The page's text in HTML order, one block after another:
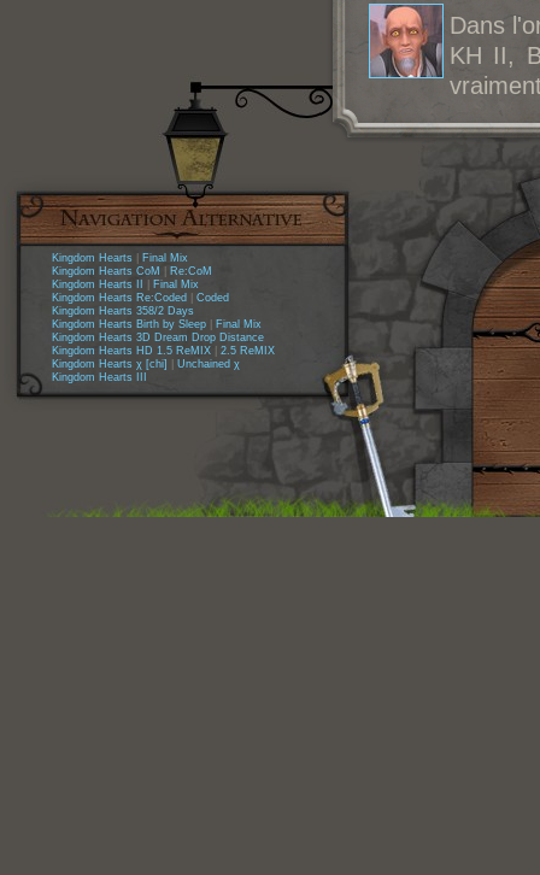
Dans
KH II,
Kingdom Hearts
Final Mix
Kingdom Hearts CoM
Re:CoM
Kingdom Hearts II
Final Mix
Kingdom Hearts Re:Coded
Coded
Kingdom Hearts 358/2 Days
Kingdom Hearts Birth by Sleep
Final Mix
Kingdom Hearts 3D Dream Drop Distance
Kingdom Hearts HD 1.5 ReMIX
2.5 ReMIX
Kingdom Hearts χ [chi]
Unchained χ
Kingdom Hearts III